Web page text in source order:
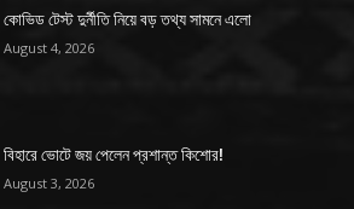
কোভিড টেস্ট দুর্নীতি নিয়ে বড় তথ্য সামনে এলো
August 4, 2026
বিহারে ভোটে জয় পেলেন প্রশান্ত কিশোর!
August 3, 2026